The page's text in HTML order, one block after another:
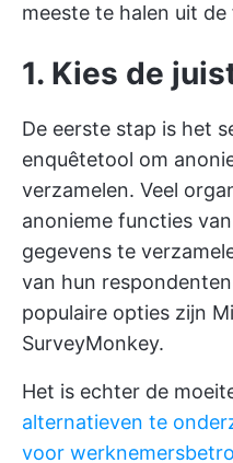
meeste te halen uit
1. Kies de
De eerste stap is het
enquêtetool om
verzamelen. Veel
anonieme functies
gegevens te
van hun
populaire opties zijn
SurveyMonkey.
Het is echter de
alternatieven te
voor